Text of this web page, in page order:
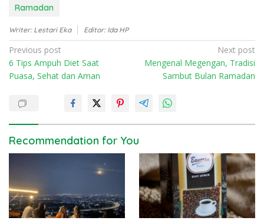
Ramadan
Writer: Lestari Eka Editor: Ida HP
P
o
s
a
v
i
g
a
t
Previous post
6 Tips Ampuh Diet Saat
Puasa, Sehat dan Aman
Next post
Mengenal Megengan, Tradisi
Sambut Bulan Ramadan
Recommendation for You